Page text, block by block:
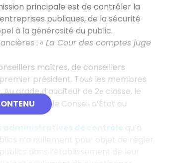
principale est de contrôler la
publiques, de la sécurité
à la générosité du public.
: « La Cour des comptes juge
maîtres, de conseillers
président. Tous les membres
grade d’auditeur de 2e classe, le
pour le Conseil d’État ou